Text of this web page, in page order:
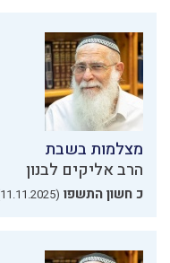
מצלמות בשבת
הרב אליקים לבנון
כ חשון התשפו (11.11.2025)